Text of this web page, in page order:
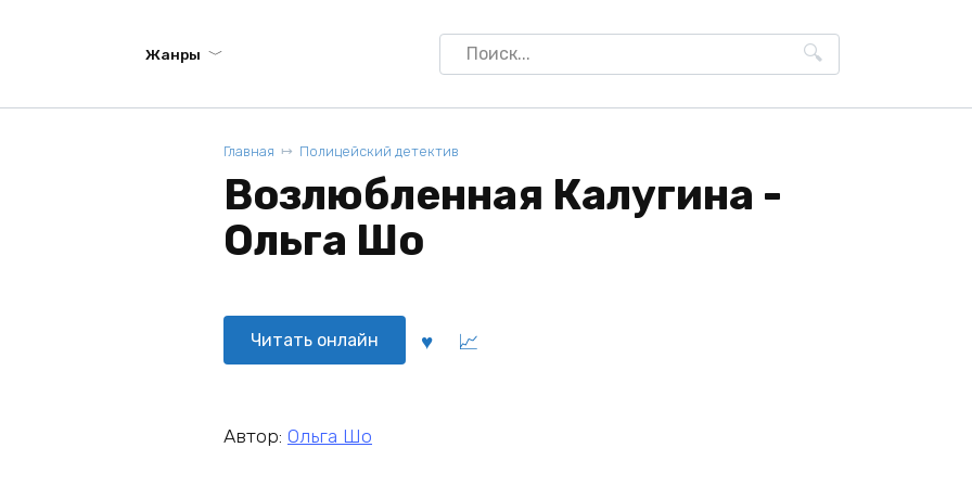
Жанры
Search
for:
Главная Полицейский детектив
Возлюбленная Калугина -
Ольга Шо
Читать онлайн
Автор: Ольга Шо